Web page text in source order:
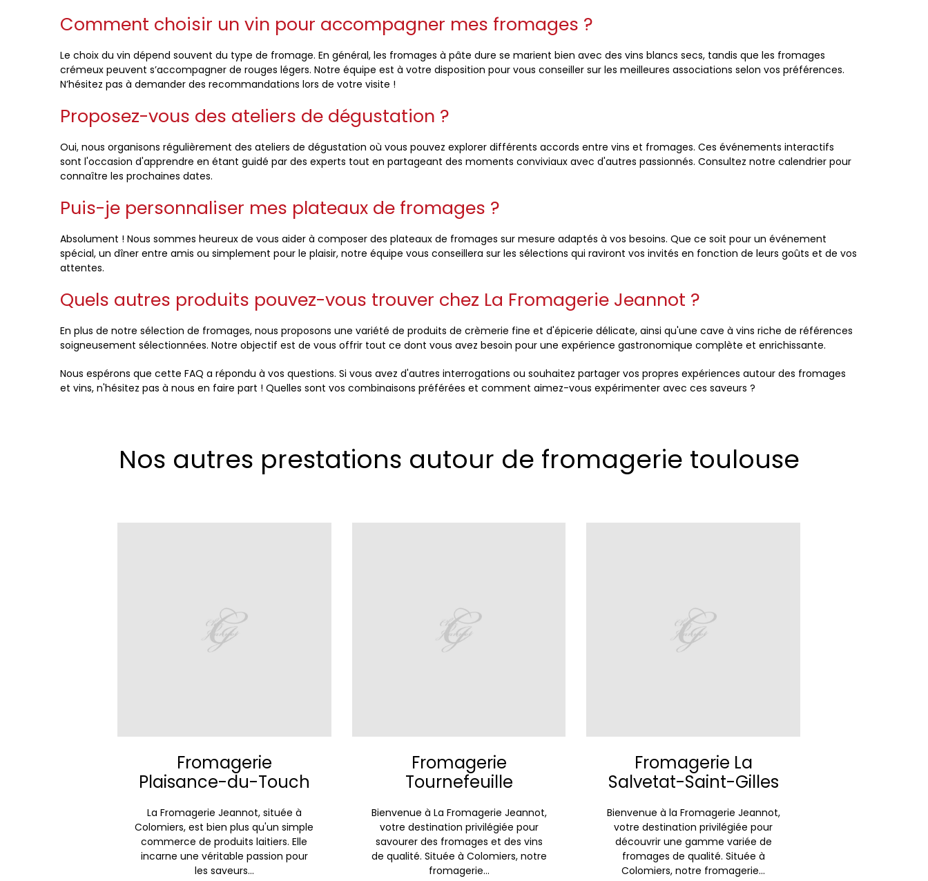
Comment choisir un vin pour accompagner mes fromages ?
Le choix du vin dépend souvent du type de fromage. En général, les fromages à pâte dure se marient bien avec des vins blancs secs, tandis que les fromages
crémeux peuvent s’accompagner de rouges légers. Notre équipe est à votre disposition pour vous conseiller sur les meilleures associations selon vos préférences.
N’hésitez pas à demander des recommandations lors de votre visite !
Proposez-vous des ateliers de dégustation ?
Oui, nous organisons régulièrement des ateliers de dégustation où vous pouvez explorer différents accords entre vins et fromages. Ces événements interactifs
sont l'occasion d'apprendre en étant guidé par des experts tout en partageant des moments conviviaux avec d'autres passionnés. Consultez notre calendrier pour
connaître les prochaines dates.
Puis-je personnaliser mes plateaux de fromages ?
Absolument ! Nous sommes heureux de vous aider à composer des plateaux de fromages sur mesure adaptés à vos besoins. Que ce soit pour un événement
spécial, un dîner entre amis ou simplement pour le plaisir, notre équipe vous conseillera sur les sélections qui raviront vos invités en fonction de leurs goûts et de vos
attentes.
Quels autres produits pouvez-vous trouver chez La Fromagerie Jeannot ?
En plus de notre sélection de fromages, nous proposons une variété de produits de crèmerie fine et d'épicerie délicate, ainsi qu'une cave à vins riche de références
soigneusement sélectionnées. Notre objectif est de vous offrir tout ce dont vous avez besoin pour une expérience gastronomique complète et enrichissante.
Nous espérons que cette FAQ a répondu à vos questions. Si vous avez d'autres interrogations ou souhaitez partager vos propres expériences autour des fromages
et vins, n'hésitez pas à nous en faire part ! Quelles sont vos combinaisons préférées et comment aimez-vous expérimenter avec ces saveurs ?
Nos autres prestations autour de fromagerie toulouse
Fromagerie
Plaisance-du-Touch
La Fromagerie Jeannot, située à
Colomiers, est bien plus qu'un simple
commerce de produits laitiers. Elle
incarne une véritable passion pour
les saveurs...
Fromagerie
Tournefeuille
Bienvenue à La Fromagerie Jeannot,
votre destination privilégiée pour
savourer des fromages et des vins
de qualité. Située à Colomiers, notre
fromagerie...
Fromagerie La
Salvetat-Saint-Gilles
Bienvenue à la Fromagerie Jeannot,
votre destination privilégiée pour
découvrir une gamme variée de
fromages de qualité. Située à
Colomiers, notre fromagerie...